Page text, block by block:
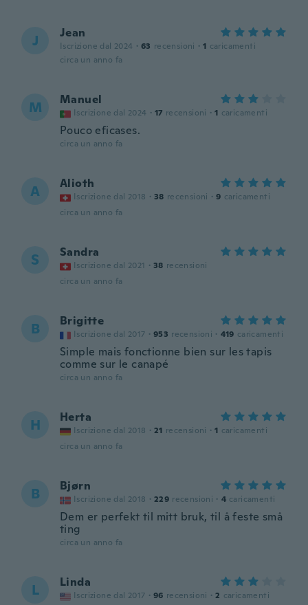
J Jean
Iscrizione dal 2024 · 63 recensioni · 1 caricamenti
circa un anno fa
M Manuel
Iscrizione dal 2024 · 17 recensioni · 1 caricamenti
Pouco eficases.
circa un anno fa
A Alioth
Iscrizione dal 2018 · 38 recensioni · 9 caricamenti
circa un anno fa
S Sandra
Iscrizione dal 2021 · 38 recensioni
circa un anno fa
B Brigitte
Iscrizione dal 2017 · 953 recensioni · 419 caricamenti
Simple mais fonctionne bien sur les tapis
comme sur le canapé
circa un anno fa
H Herta
Iscrizione dal 2018 · 21 recensioni · 1 caricamenti
circa un anno fa
B Bjørn
Iscrizione dal 2018 · 229 recensioni · 4 caricamenti
Dem er perfekt til mitt bruk, til å feste små
ting
circa un anno fa
L Linda
Iscrizione dal 2017 · 96 recensioni · 2 caricamenti